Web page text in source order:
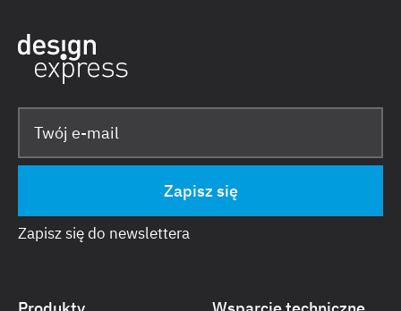
Zapisz się do newslettera